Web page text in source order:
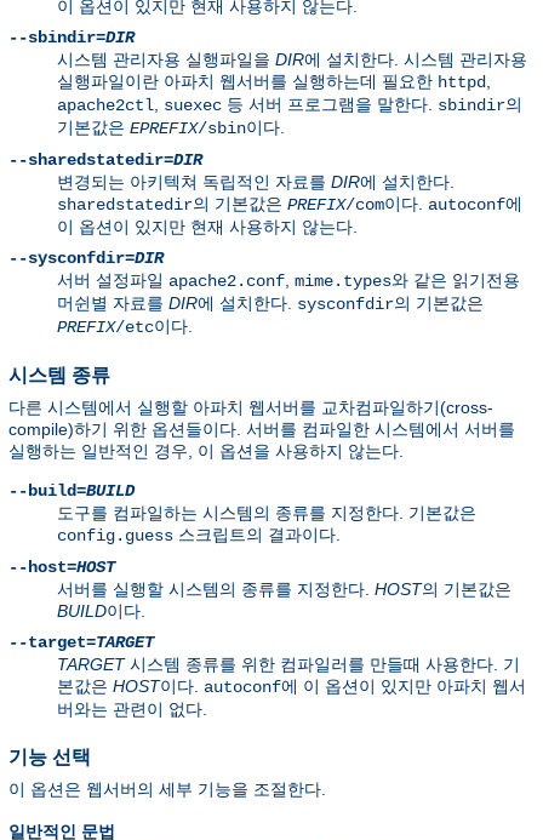
이 옵션이 있지만 현재 사용하지 않는다.
--sbindir=DIR
시스템 관리자용 실행파일을 DIR에 설치한다. 시스템 관리자용
실행파일이란 아파치 웹서버를 실행하는데 필요한 httpd
apache2ctl suexec 등 서버 프로그램을 말한다. sbindir의
기본값은 EPREFIX/sbin이다.
--sharedstatedir=DIR
변경되는 아키텍쳐 독립적인 자료를 DIR에 설치한다.
sharedstatedir의 기본값은 PREFIX/com이다. autoconf에
이 옵션이 있지만 현재 사용하지 않는다.
--sysconfdir=DIR
서버 설정파일 apache2.conf mime.types와 같은 읽기전용
머쉰별 자료를 DIR에 설치한다. sysconfdir의 기본값은
PREFIX/etc이다.
시스템 종류
다른 시스템에서 실행할 아파치 웹서버를 교차컴파일하기(cross-
compile)하기 위한 옵션들이다. 서버를 컴파일한 시스템에서 서버를
실행하는 일반적인 경우, 이 옵션을 사용하지 않는다.
--build=BUILD
도구를 컴파일하는 시스템의 종류를 지정한다. 기본값은
config.guess 스크립트의 결과이다.
--host=HOST
서버를 실행할 시스템의 종류를 지정한다. HOST의 기본값은
BUILD이다.
--target=TARGET
TARGET시스템 종류를 위한 컴파일러를 만들때 사용한다. 기
본값은 HOST이다. autoconf에 이 옵션이 있지만 아파치 웹서
버와는 관련이 없다.
기능 선택
이 옵션은 웹서버의 세부 기능을 조절한다.
일반적인 문법